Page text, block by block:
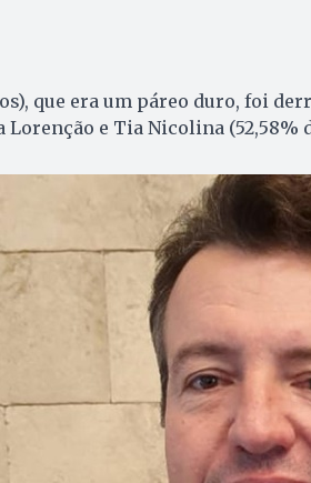
que era um páreo duro, foi
Lorenção e Tia Nicolina (52,58%